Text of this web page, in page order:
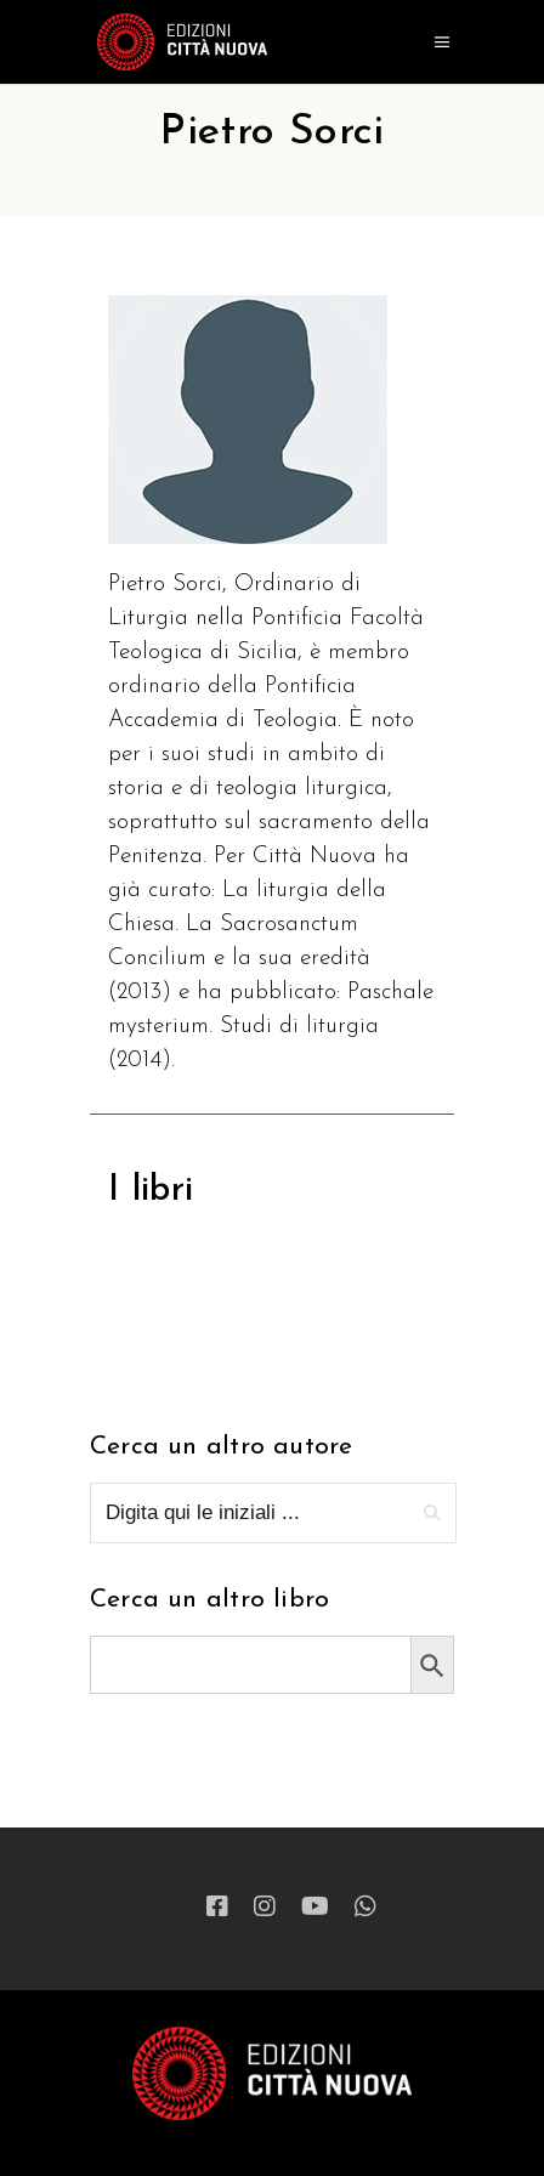
Pietro Sorci
Pietro Sorci, Ordinario di
Liturgia nella Pontificia Facoltà
Teologica di Sicilia, è membro
ordinario della Pontificia
Accademia di Teologia. È noto
per i suoi studi in ambito di
storia e di teologia liturgica,
soprattutto sul sacramento della
Penitenza. Per Città Nuova ha
già curato: La liturgia della
Chiesa. La Sacrosanctum
Concilium e la sua eredità
(2013) e ha pubblicato: Paschale
mysterium. Studi di liturgia
(2014).
I libri
Cerca un altro autore
Cerca un altro libro
Search Button